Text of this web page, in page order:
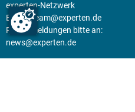
experten-Netzwerk
E-Mail:team@experten.de
Pressemeldungen bitte an:
news@experten.de